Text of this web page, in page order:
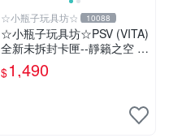
☆小瓶子玩具坊☆ 10088
☆小瓶子玩具坊☆PSV (VITA)
全新未拆封卡匣--靜籟之空 O
ffline 獻給失落之星的詩
$1,490